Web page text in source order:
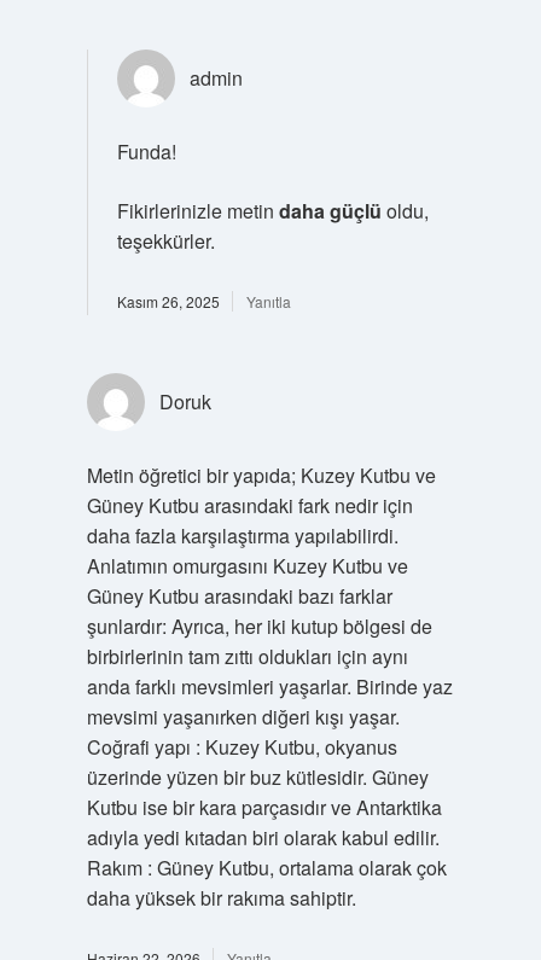
admin
Funda!
Fikirlerinizle metin daha güçlü oldu,
teşekkürler.
Kasım 26, 2025 Yanıtla
Doruk
Metin öğretici bir yapıda; Kuzey Kutbu ve
Güney Kutbu arasındaki fark nedir için
daha fazla karşılaştırma yapılabilirdi.
Anlatımın omurgasını Kuzey Kutbu ve
Güney Kutbu arasındaki bazı farklar
şunlardır: Ayrıca, her iki kutup bölgesi de
birbirlerinin tam zıttı oldukları için aynı
anda farklı mevsimleri yaşarlar. Birinde yaz
mevsimi yaşanırken diğeri kışı yaşar.
Coğrafi yapı : Kuzey Kutbu, okyanus
üzerinde yüzen bir buz kütlesidir. Güney
Kutbu ise bir kara parçasıdır ve Antarktika
adıyla yedi kıtadan biri olarak kabul edilir.
Rakım : Güney Kutbu, ortalama olarak çok
daha yüksek bir rakıma sahiptir.